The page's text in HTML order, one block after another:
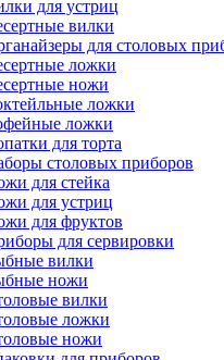
для устриц
вилки
для столовых
ложки
ножи
ложки
ложки
для торта
столовых приборов
для стейка
для устриц
для фруктов
для сервировки
вилки
ножи
вилки
ложки
ножи